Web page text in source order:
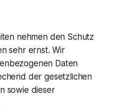
nehmen den Schutz
sehr ernst. Wir
Daten
der gesetzlichen
sowie dieser